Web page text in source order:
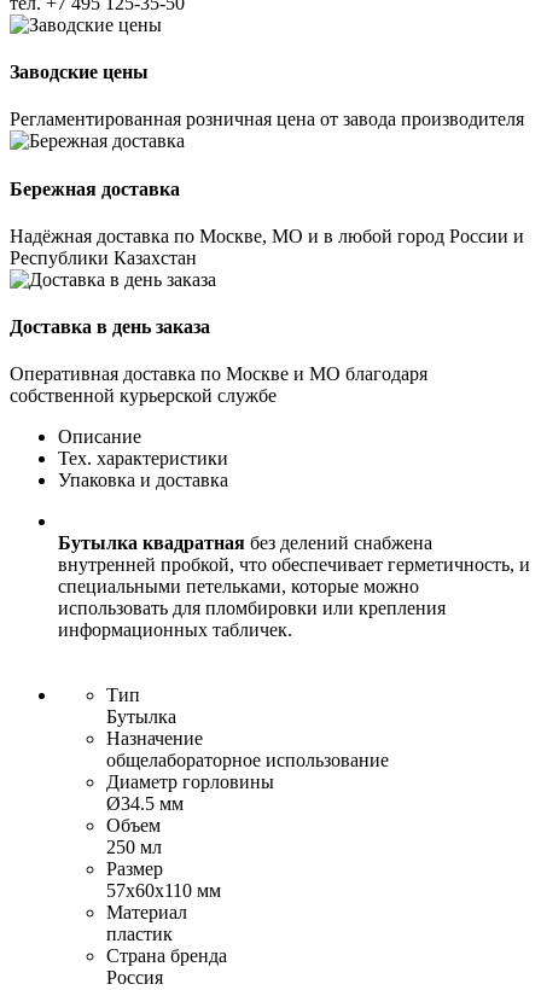
Заводские цены
Регламентированная розничная цена от завода производителя
Бережная доставка
Надёжная доставка по Москве, МО и в любой город России и
Республики Казахстан
Доставка в день заказа
Оперативная доставка по Москве и МО благодаря
собственной курьерской службе
Описание
Тех. характеристики
Упаковка и доставка
Бутылка квадратная без делений снабжена
внутренней пробкой, что обеспечивает герметичность, и
специальными петельками, которые можно
использовать для пломбировки или крепления
информационных табличек.
Тип
Бутылка
Назначение
общелабораторное использование
Диаметр горловины
Ø34.5 мм
Объем
250 мл
Размер
57х60х110 мм
Материал
пластик
Страна бренда
Россия